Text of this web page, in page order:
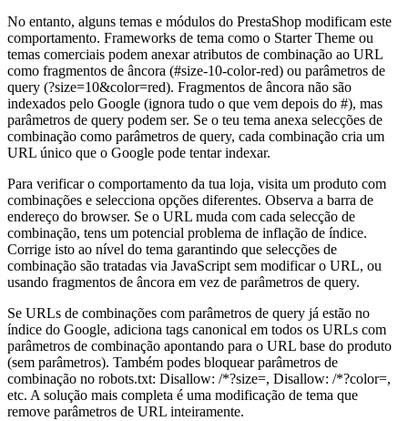
No entanto, alguns temas e módulos do PrestaShop modificam este
comportamento. Frameworks de tema como o Starter Theme ou
temas comerciais podem anexar atributos de combinação ao URL
como fragmentos de âncora (#size-10-color-red) ou parâmetros de
query (?size=10&color=red). Fragmentos de âncora não são
indexados pelo Google (ignora tudo o que vem depois do #), mas
parâmetros de query podem ser. Se o teu tema anexa selecções de
combinação como parâmetros de query, cada combinação cria um
URL único que o Google pode tentar indexar.
Para verificar o comportamento da tua loja, visita um produto com
combinações e selecciona opções diferentes. Observa a barra de
endereço do browser. Se o URL muda com cada selecção de
combinação, tens um potencial problema de inflação de índice.
Corrige isto ao nível do tema garantindo que selecções de
combinação são tratadas via JavaScript sem modificar o URL, ou
usando fragmentos de âncora em vez de parâmetros de query.
Se URLs de combinações com parâmetros de query já estão no
índice do Google, adiciona tags canonical em todos os URLs com
parâmetros de combinação apontando para o URL base do produto
(sem parâmetros). Também podes bloquear parâmetros de
combinação no robots.txt: Disallow: /*?size=, Disallow: /*?color=,
etc. A solução mais completa é uma modificação de tema que
remove parâmetros de URL inteiramente.